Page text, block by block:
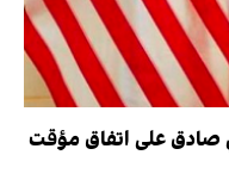
على اتفاق مؤقت